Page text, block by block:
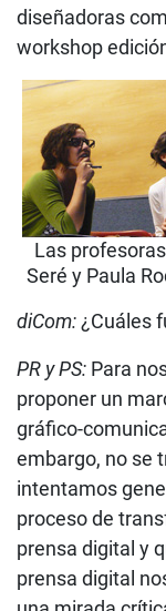
diseñadoras
workshop
Las
Seré y Paula
diCom:¿Cuáles
PR y PS: Para
proponer un
gráfico-
embargo, no se
intentamos
proceso de
prensa digital y
prensa digital